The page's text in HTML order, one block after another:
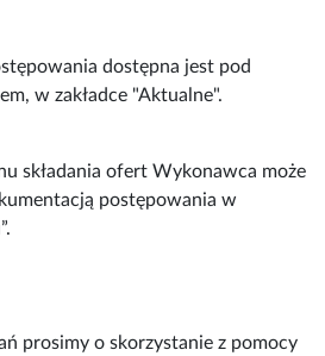
dostępna jest pod
w zakładce "Aktualne".
składania ofert Wykonawca może
postępowania w
prosimy o skorzystanie z pomocy